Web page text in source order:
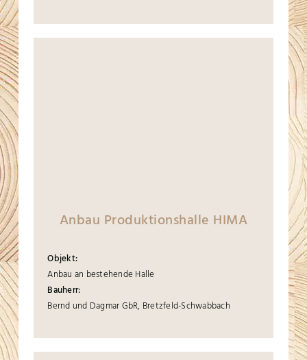
Anbau Produktionshalle HIMA
Objekt:
Anbau an bestehende Halle
Bauherr:
Bernd und Dagmar GbR, Bretzfeld-Schwabbach